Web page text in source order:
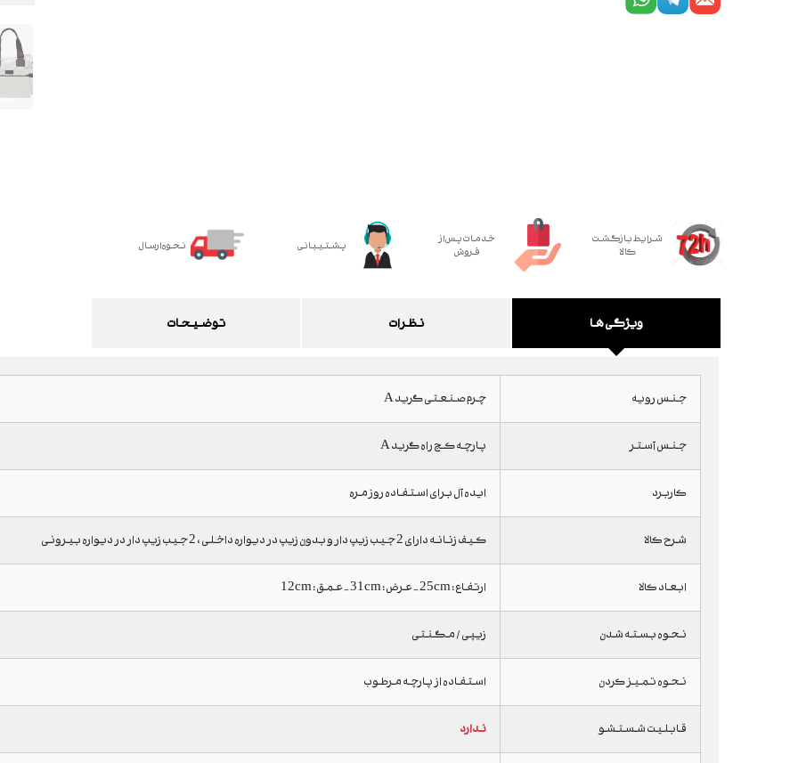
شرایط بازگشت
کالا
خدمات پس از
فروش
پشتیبانی نحوه ارسال
ویژگی ها نظرات توضیحات
جنس رویه چرم صنعتی گرید A
جنس آستر پارچه کج راه گرید A
کاربرد ایده آل برای استفاده روزمره
شرح کالا کیف زنانه دارای 2 جیب زیپ دار و بدون زیپ در دیواره داخلی ، 2 جیب زیپ دار در دیواره بیرونی
ابعاد کالا ارتفاع : 25cm - عرض : 31cm - عمق : 12cm
نحوه بسته شدن زیپی / مگنتی
نحوه تمیز کردن استفاده از پارچه مرطوب
قابلیت شستشو ندارد